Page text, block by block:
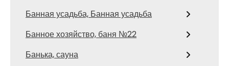
Банная усадьба, Банная усадьба
Банное хозяйство, баня №22
Банька, сауна